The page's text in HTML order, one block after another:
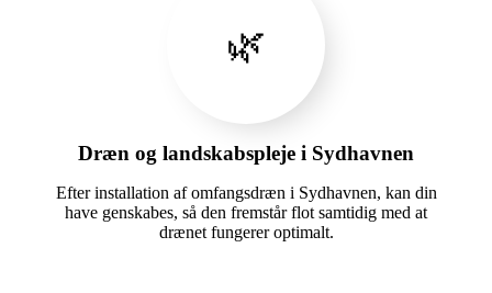
🌿
Dræn og landskabspleje i Sydhavnen
Efter installation af omfangsdræn i Sydhavnen, kan din
have genskabes, så den fremstår flot samtidig med at
drænet fungerer optimalt.